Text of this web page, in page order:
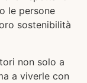
le persone
sostenibilità
non solo a
a viverle con